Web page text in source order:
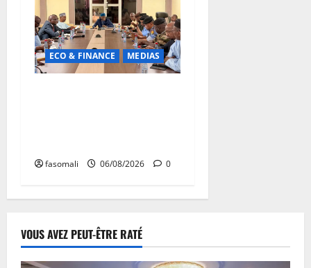
ECO & FINANCE MEDIAS
fasomali 06/08/2026 0
VOUS AVEZ PEUT-ÊTRE RATÉ